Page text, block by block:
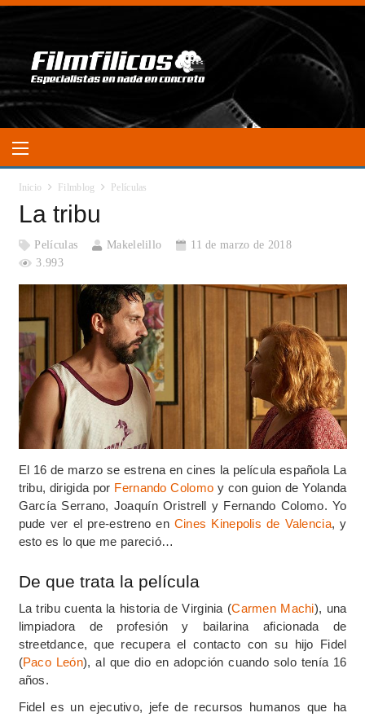
Inicio Filmblog Películas
La tribu
Películas Makelelillo
11 de marzo de 2018
3.993
El 16 de marzo se estrena en cines la película española La
tribu, dirigida por Fernando Colomo y con guion deYolanda
García Serrano, Joaquín Oristrell y Fernando Colomo. Yo
pude ver el pre-estreno en Cines Kinepolis de Valencia, y
esto es lo que me pareció…
De que trata la película
La tribu cuenta la historia de Virginia (Carmen Machi), una
limpiadora de profesión y bailarina aficionada de
streetdance, que recupera el contacto con su hijo Fidel
(Paco León), al que dio en adopción cuando solo tenía 16
años.
Fidel es un ejecutivo, jefe de recursos humanos que ha